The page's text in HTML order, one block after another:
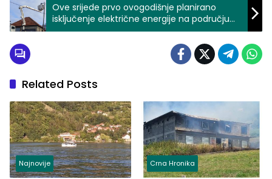
Ove srijede prvo ovogodišnje planirano
isključenje električne energije na području
Zvornika
Related Posts
Najnovije Crna Hronika